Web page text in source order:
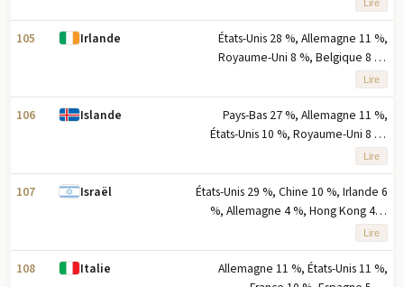
l'exportation en pourcentage des
exportations
Lire
105 Irlande
États-Unis 28 %, Allemagne 11 %,
Royaume-Uni 8 %, Belgique 8 %,
Chine 7 % (2023) note : cinq
principaux partenaires à l'exportation
en pourcentage des exportations
Lire
106 Islande
Pays-Bas 27 %, Allemagne 11 %,
États-Unis 10 %, Royaume-Uni 8 %,
Norvège 6 % (2023) note : cinq
premiers partenaires à l'exportation
en pourcentage des exportations
Lire
107 Israël
États-Unis 29 %, Chine 10 %, Irlande 6
%, Allemagne 4 %, Hong Kong 4 %
(2023) note : cinq principaux
partenaires à l'exportation en
pourcentage des exportations
Lire
108 Italie
Allemagne 11 %, États-Unis 11 %,